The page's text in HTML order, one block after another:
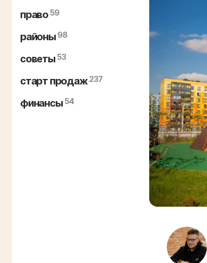
право 59
районы 98
советы 53
старт продаж 237
финансы 54